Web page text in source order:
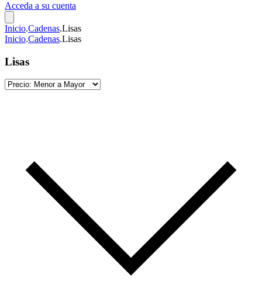
Acceda a su cuenta
Inicio.Cadenas.Lisas
Inicio.Cadenas.Lisas
Lisas